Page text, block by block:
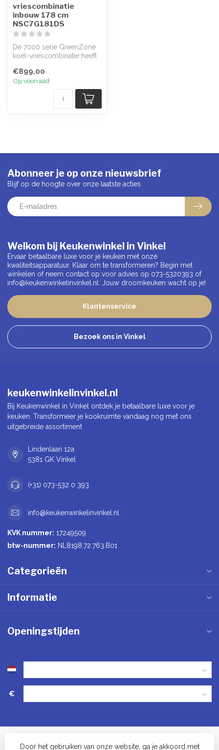
vriescombinatie
inbouw 178 cm
NSC7G181DS
De 7000 serie GreenZone
koel-vriescombinatie heeft
lade ...
€899,00
Op voorraad
Welkom bij Keukenwinkel in Vinkel
Ervaar betaalbare luxe voor je keuken met onze
kwaliteitsapparatuur. Klaar om te transformeren? Begin met
winkelen of neem contact op voor advies op 073-5320393 of
info@keukenwinkelinvinkel.nl
. Jouw droomkeuken wacht op je!
Klantenservice
Bezoek ons in Vinkel
Abonneer je op onze nieuwsbrief
Blijf op de hoogte over onze laatste acties
keukenwinkelinvinkel.nl
Bij Keukenwinkel in Vinkel ontdek je betaalbare luxe voor je
keuken. Transformeer je kookruimte vandaag nog met ons
uitgebreide assortiment
Lindenlaan 12a
5381 GK Vinkel
(+31) 073-532 0 393
info@keukenwinkelinvinkel.nl
KVK nummer: 17249509
btw-nummer: NL8198.72.763.B01
Categorieën
Informatie
Openingstijden
€
Door het gebruiken van onze website, ga je akkoord met